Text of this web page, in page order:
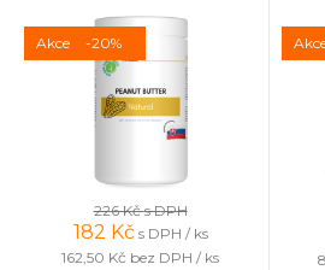
Akce -20%
226 Kčs DPH
182 Kč s DPH / ks
162,50 Kč bez DPH / ks